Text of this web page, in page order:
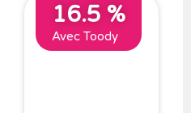
16.5 %
Avec Toody